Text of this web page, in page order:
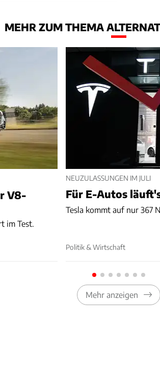
MEHR ZUM THEMA
V8-
im Test.
NEUZULASSUNGEN IM JULI
Für E-Autos
Tesla kommt auf nur 367
Politik & Wirtschaft
Mehr anzeigen